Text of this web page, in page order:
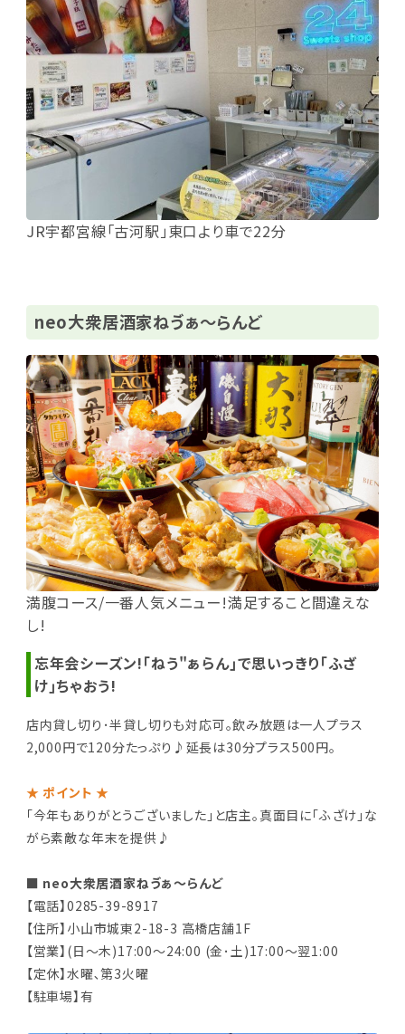
JR宇都宮線「古河駅」東口より車で22分
neo大衆居酒家ねゔぁ～らんど
満腹コース/一番人気メニュー!満足すること間違えな
し!
忘年会シーズン!｢ねう"ぁらん｣で思いっきり｢ふざ
け｣ちゃおう!
店内貸し切り･半貸し切りも対応可｡飲み放題は一人プラス
2,000円で120分たっぷり♪延長は30分プラス500円｡
★ ポイント ★
｢今年もありがとうございました｣と店主｡真面目に｢ふざけ｣な
がら素敵な年末を提供♪
■ neo大衆居酒家ねゔぁ～らんど
【電話】0285-39-8917
【住所】小山市城東2-18-3 高橋店舗1F
【営業】(日～木)17:00～24:00 (金･土)17:00～翌1:00
【定休】水曜､第3火曜
【駐車場】有